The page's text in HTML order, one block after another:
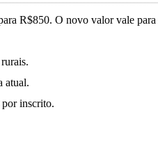
R$850. O novo valor vale
atual.
inscrito.